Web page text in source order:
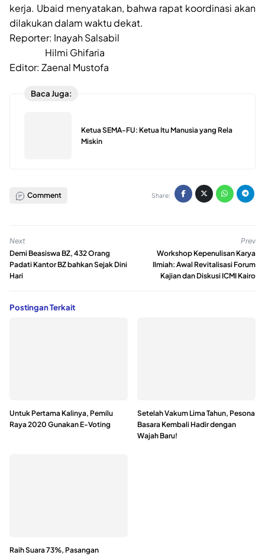
kerja. Ubaid menyatakan, bahwa rapat koordinasi akan
dilakukan dalam waktu dekat.
Reporter: Inayah Salsabil
Hilmi Ghifaria
Editor: Zaenal Mustofa
Baca Juga:
Ketua SEMA-FU: Ketua Itu Manusia yang Rela
Miskin
Comment Share:
Next
Demi Beasiswa BZ, 432 Orang
Padati Kantor BZ bahkan Sejak Dini
Hari
Prev
Workshop Kepenulisan Karya
Ilmiah: Awal Revitalisasi Forum
Kajian dan Diskusi ICMI Kairo
Postingan Terkait
Untuk Pertama Kalinya, Pemilu
Raya 2020 Gunakan E-Voting
Setelah Vakum Lima Tahun, Pesona
Basara Kembali Hadir dengan
Wajah Baru!
Raih Suara 73%, Pasangan